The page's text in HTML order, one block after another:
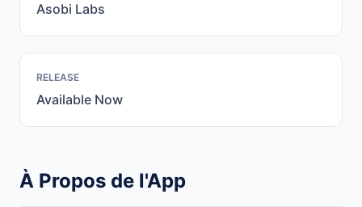
Asobi Labs
RELEASE
Available Now
À Propos de l'App